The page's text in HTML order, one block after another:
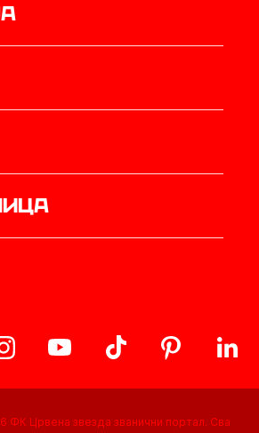
ФК Црвена звезда званични портал. Сва